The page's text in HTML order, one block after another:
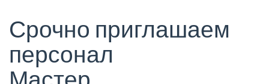
Срочно приглашаем
персонал